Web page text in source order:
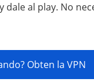
dale al play. No
Obten la VPN